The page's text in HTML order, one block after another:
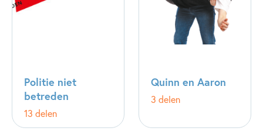
Politie niet
betreden
13 delen
Quinn en Aaron
3 delen